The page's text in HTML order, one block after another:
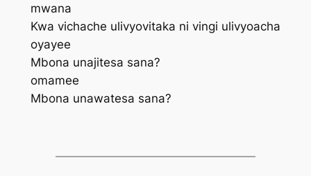
mwana
Kwa vichache ulivyovitaka ni vingi ulivyoacha
oyayee
Mbona unajitesa sana?
omamee
Mbona unawatesa sana?